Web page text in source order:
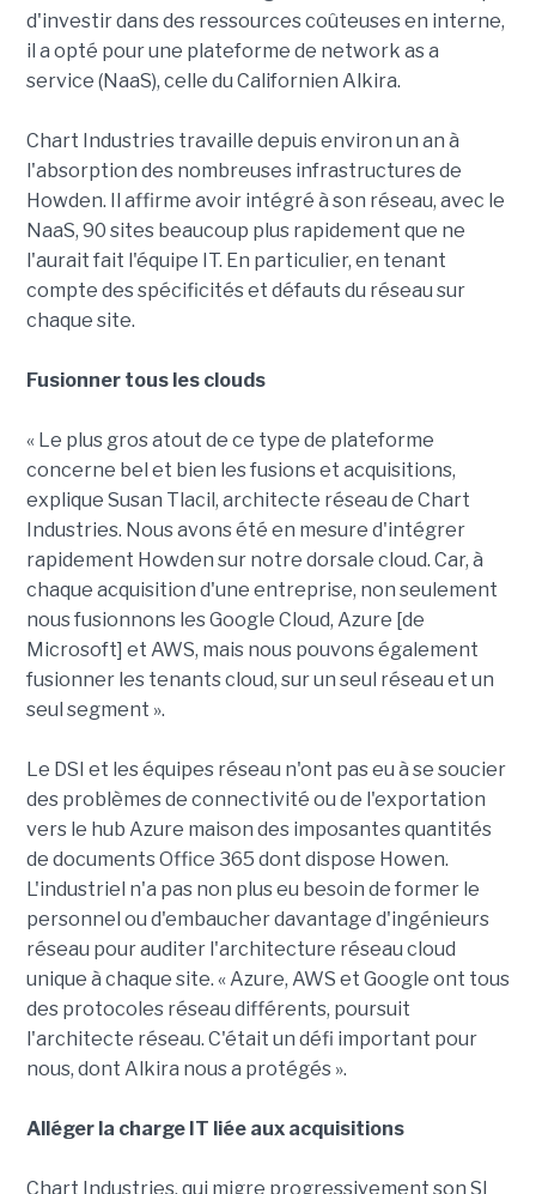
d'investir dans des ressources coûteuses en interne,
il a opté pour une plateforme de network as a
service (NaaS), celle du Californien Alkira.
Chart Industries travaille depuis environ un an à
l'absorption des nombreuses infrastructures de
Howden. Il affirme avoir intégré à son réseau, avec le
NaaS, 90 sites beaucoup plus rapidement que ne
l'aurait fait l'équipe IT. En particulier, en tenant
compte des spécificités et défauts du réseau sur
chaque site.
Fusionner tous les clouds
« Le plus gros atout de ce type de plateforme
concerne bel et bien les fusions et acquisitions,
explique Susan Tlacil, architecte réseau de Chart
Industries. Nous avons été en mesure d'intégrer
rapidement Howden sur notre dorsale cloud. Car, à
chaque acquisition d'une entreprise, non seulement
nous fusionnons les Google Cloud, Azure [de
Microsoft] et AWS, mais nous pouvons également
fusionner les tenants cloud, sur un seul réseau et un
seul segment ».
Le DSI et les équipes réseau n'ont pas eu à se soucier
des problèmes de connectivité ou de l'exportation
vers le hub Azure maison des imposantes quantités
de documents Office 365 dont dispose Howen.
L'industriel n'a pas non plus eu besoin de former le
personnel ou d'embaucher davantage d'ingénieurs
réseau pour auditer l'architecture réseau cloud
unique à chaque site. « Azure, AWS et Google ont tous
des protocoles réseau différents, poursuit
l'architecte réseau. C'était un défi important pour
nous, dont Alkira nous a protégés ».
Alléger la charge IT liée aux acquisitions
Chart Industries, qui migre progressivement son SI